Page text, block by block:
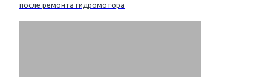
после ремонта гидромотора